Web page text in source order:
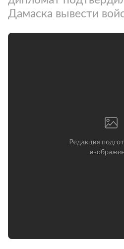
Дамаска вывести